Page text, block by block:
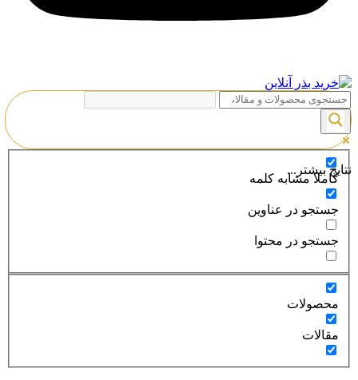
نتایج بیشتر...
کاملا مشابه کلمه
جستجو در عناوین
جستجو در محتوا
محصولات
مقالات